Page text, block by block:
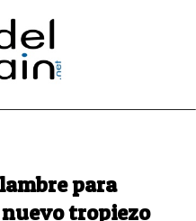
para
tropiezo